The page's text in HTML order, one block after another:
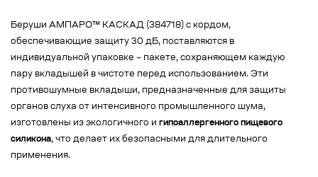
Беруши АМПАРО™ КАСКАД (384718) с кордом,
обеспечивающие защиту 30 дБ, поставляются в
индивидуальной упаковке – пакете, сохраняющем каждую
пару вкладышей в чистоте перед использованием. Эти
противошумные вкладыши, предназначенные для защиты
органов слуха от интенсивного промышленного шума,
изготовлены из экологичного и гипоаллергенного пищевого
силикона, что делает их безопасными для длительного
применения.